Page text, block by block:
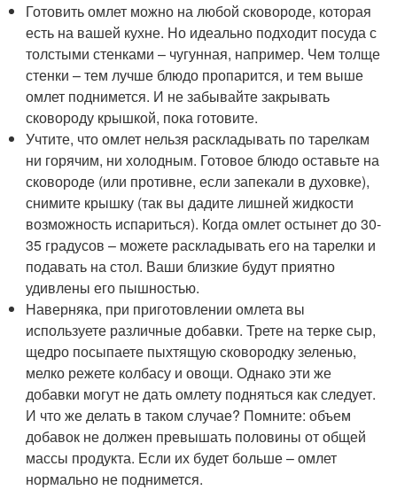
Готовить омлет можно на любой сковороде, которая
есть на вашей кухне. Но идеально подходит посуда с
толстыми стенками – чугунная, например. Чем толще
стенки – тем лучше блюдо пропарится, и тем выше
омлет поднимется. И не забывайте закрывать
сковороду крышкой, пока готовите.
Учтите, что омлет нельзя раскладывать по тарелкам
ни горячим, ни холодным. Готовое блюдо оставьте на
сковороде (или противне, если запекали в духовке),
снимите крышку (так вы дадите лишней жидкости
возможность испариться). Когда омлет остынет до 30-
35 градусов – можете раскладывать его на тарелки и
подавать на стол. Ваши близкие будут приятно
удивлены его пышностью.
Наверняка, при приготовлении омлета вы
используете различные добавки. Трете на терке сыр,
щедро посыпаете пыхтящую сковородку зеленью,
мелко режете колбасу и овощи. Однако эти же
добавки могут не дать омлету подняться как следует.
И что же делать в таком случае? Помните: объем
добавок не должен превышать половины от общей
массы продукта. Если их будет больше – омлет
нормально не поднимется.